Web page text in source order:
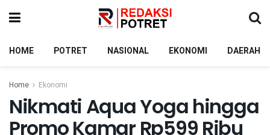
HOME POTRET NASIONAL EKONOMI DAERAH
Home Ekonomi
Nikmati Aqua Yoga hingga
Promo Kamar Rp599 Ribu